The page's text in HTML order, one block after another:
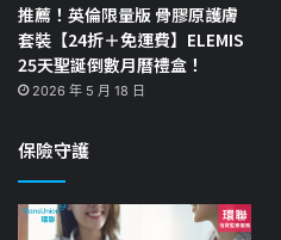
推薦！英倫限量版 骨膠原護膚
套裝【24折＋免運費】ELEMIS
25天聖誕倒數月曆禮盒！
2026 年 5 月 18 日
保險守護